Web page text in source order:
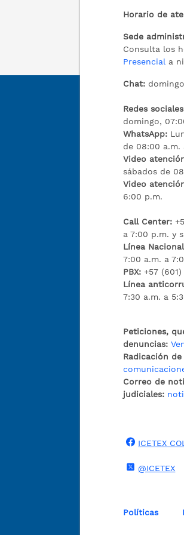
Horario de
Sede
Consulta los
Presencial a
Chat:
Redes
domingo,
WhatsApp:
de 08:00 a.m.
Video
sábados de
Video
6:00 p.m.
Call Center:
a 7:00 p.m. y
Línea
7:00 a.m. a
PBX:+57
Línea
7:30 a.m. a
Peticiones,
denuncias:
Radicación
Correo de
judiciales:
ICETEX
@ICETEX
Políticas